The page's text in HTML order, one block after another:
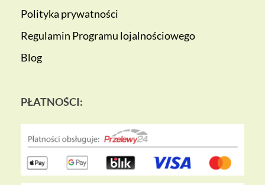
Polityka prywatności
Regulamin Programu lojalnościowego
Blog
PŁATNOŚCI: